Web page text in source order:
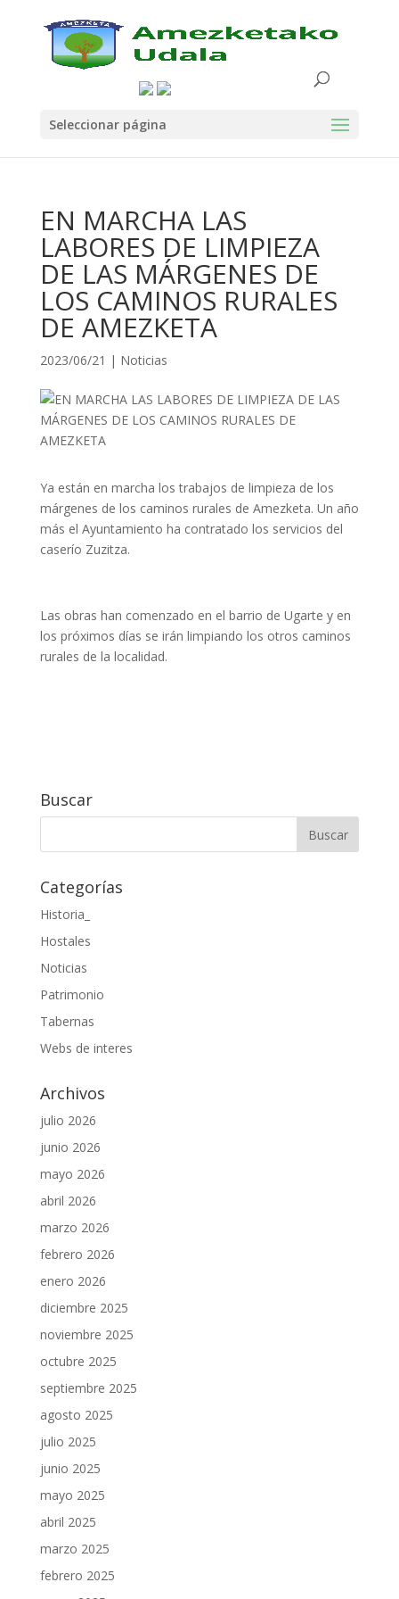
Seleccionar página
EN MARCHA LAS
LABORES DE LIMPIEZA
DE LAS MÁRGENES DE
LOS CAMINOS RURALES
DE AMEZKETA
2023/06/21 | Noticias
Ya están en marcha los trabajos de limpieza de los
márgenes de los caminos rurales de Amezketa. Un año
más el Ayuntamiento ha contratado los servicios del
caserío Zuzitza.
Las obras han comenzado en el barrio de Ugarte y en
los próximos días se irán limpiando los otros caminos
rurales de la localidad.
Buscar
Categorías
Historia_
Hostales
Noticias
Patrimonio
Tabernas
Webs de interes
Archivos
julio 2026
junio 2026
mayo 2026
abril 2026
marzo 2026
febrero 2026
enero 2026
diciembre 2025
noviembre 2025
octubre 2025
septiembre 2025
agosto 2025
julio 2025
junio 2025
mayo 2025
abril 2025
marzo 2025
febrero 2025